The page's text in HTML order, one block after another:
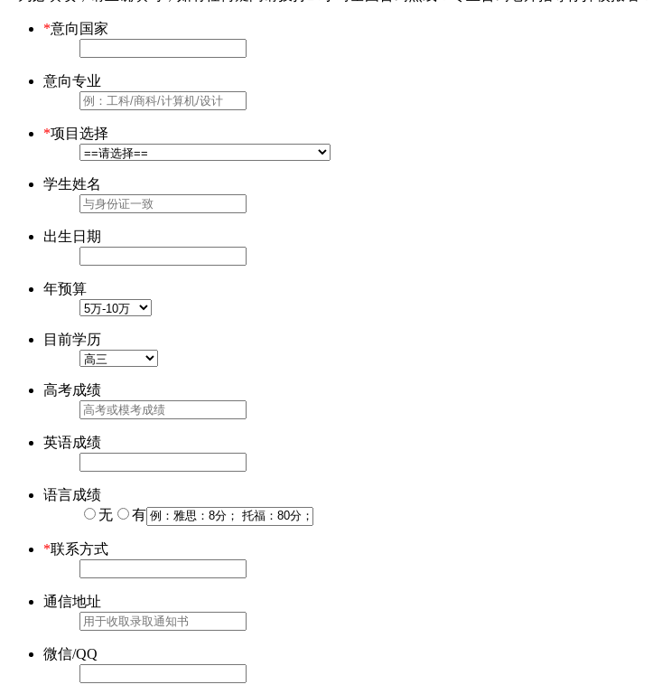
*意向国家
意向专业
*项目选择
学生姓名
出生日期
年预算
目前学历
高考成绩
英语成绩
语言成绩
无
有
*联系方式
通信地址
微信/QQ